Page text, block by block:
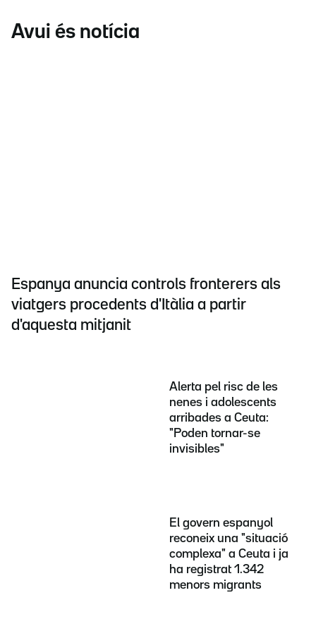
Avui és notícia
Espanya anuncia controls fronterers als
viatgers procedents d'Itàlia a partir
d'aquesta mitjanit
Alerta pel risc de les
nenes i adolescents
arribades a Ceuta:
"Poden tornar-se
invisibles"
El govern espanyol
reconeix una "situació
complexa" a Ceuta i ja
ha registrat 1.342
menors migrants